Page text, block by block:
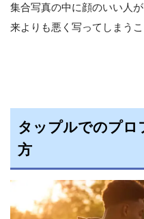
集合写真の中に顔のいい人
来よりも悪く写ってしまうこ
タップルでのプロ
方